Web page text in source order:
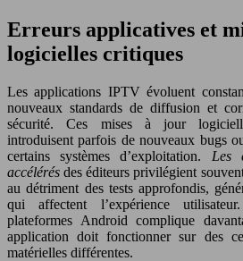
Erreurs applicatives et
logicielles critiques
Les applications IPTV évoluent
nouveaux standards de diffusion et
sécurité. Ces mises à jour
introduisent parfois de nouveaux bugs
certains systèmes d’exploitation. Les
accélérésdes éditeurs privilégient
au détriment des tests approfondis,
qui affectent l’expérience
plateformes Android complique
application doit fonctionner sur des
matérielles différentes.